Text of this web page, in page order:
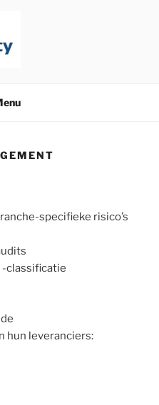
specifieke risico’s
-classificatie
hun leveranciers: